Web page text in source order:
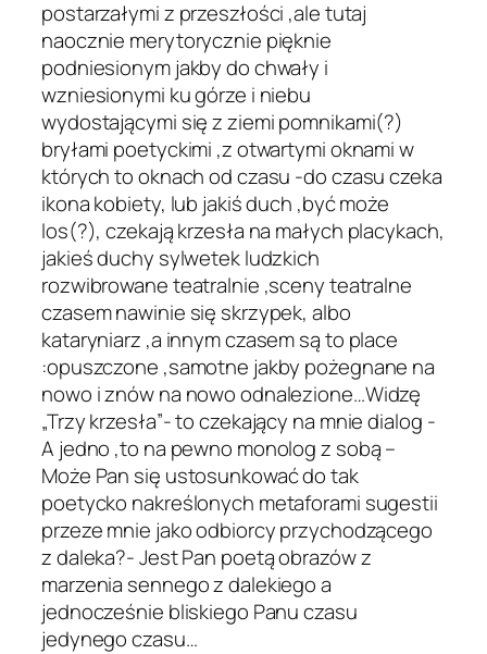
postarzałymi z przeszłości ,ale tutaj
naocznie merytorycznie pięknie
podniesionym jakby do chwały i
wzniesionymi ku górze i niebu
wydostającymi się z ziemi pomnikami(?)
bryłami poetyckimi ,z otwartymi oknami w
których to oknach od czasu -do czasu czeka
ikona kobiety, lub jakiś duch ,być może
los(?), czekają krzesła na małych placykach,
jakieś duchy sylwetek ludzkich
rozwibrowane teatralnie ,sceny teatralne
czasem nawinie się skrzypek, albo
kataryniarz ,a innym czasem są to place
:opuszczone ,samotne jakby pożegnane na
nowo i znów na nowo odnalezione…Widzę
„Trzy krzesła”- to czekający na mnie dialog -
A jedno ,to na pewno monolog z sobą –
Może Pan się ustosunkować do tak
poetycko nakreślonych metaforami sugestii
przeze mnie jako odbiorcy przychodzącego
z daleka?- Jest Pan poetą obrazów z
marzenia sennego z dalekiego a
jednocześnie bliskiego Panu czasu
jedynego czasu…